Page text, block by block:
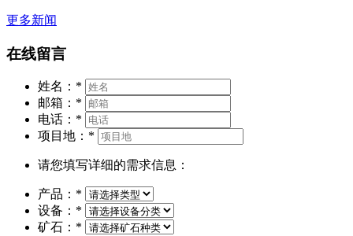
更多新闻
在线留言
姓名： *
邮箱： *
电话： *
项目地： *
请您填写详细的需求信息：
产品： *
设备： *
矿石： *